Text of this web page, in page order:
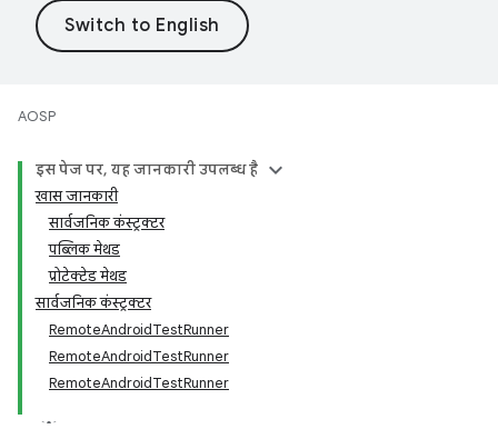
AOSP
इस पेज पर, यह जानकारी उपलब्ध है
खास जानकारी
सार्वजनिक कंस्ट्रक्टर
पब्लिक मेथड
प्रोटेक्टेड मेथड
सार्वजनिक कंस्ट्रक्टर
RemoteAndroidTestRunner
RemoteAndroidTestRunner
RemoteAndroidTestRunner